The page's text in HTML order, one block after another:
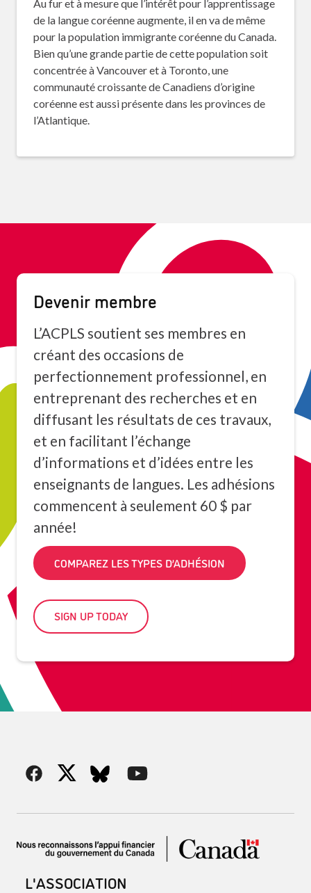
Au fur et à mesure que l’intérêt pour l’apprentissage
de la langue coréenne augmente, il en va de même
pour la population immigrante coréenne du Canada.
Bien qu’une grande partie de cette population soit
concentrée à Vancouver et à Toronto, une
communauté croissante de Canadiens d’origine
coréenne est aussi présente dans les provinces de
l’Atlantique.
Devenir membre
L’ACPLS soutient ses membres en
créant des occasions de
perfectionnement professionnel, en
entreprenant des recherches et en
diffusant les résultats de ces travaux,
et en facilitant l’échange
d’informations et d’idées entre les
enseignants de langues. Les adhésions
commencent à seulement 60 $ par
année!
COMPAREZ LES TYPES D’ADHÉSION
SIGN UP TODAY
L'ASSOCIATION